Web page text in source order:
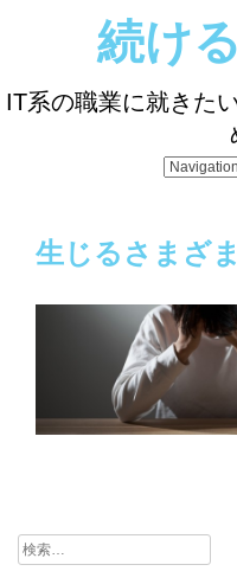
続け
IT系の職業に就きた
生じるさまざ
検
索: